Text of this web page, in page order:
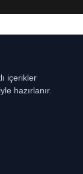
içerikler
hazırlanır.